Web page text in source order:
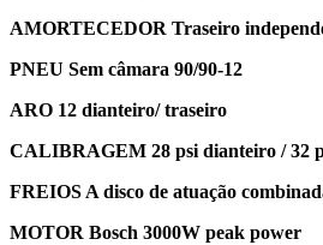
AMORTECEDOR Traseiro
PNEU Sem câmara 90/90-12
ARO 12 dianteiro/ traseiro
CALIBRAGEM 28 psi dianteiro / 32
FREIOS A disco de atuação
MOTOR Bosch 3000W peak power